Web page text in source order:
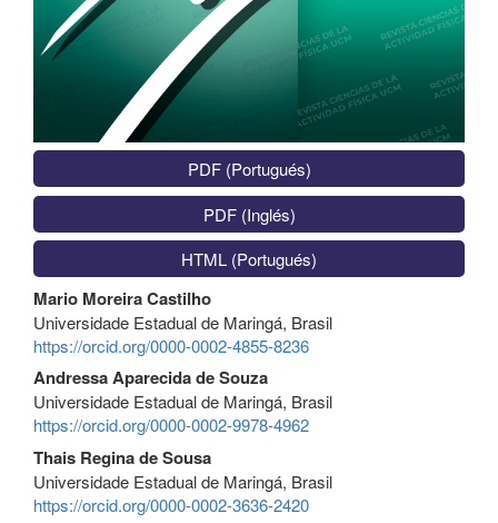
PDF (Portugués)
PDF (Inglés)
HTML (Portugués)
Contenido
principal
del
artículo
Mario Moreira Castilho
Universidade Estadual de Maringá, Brasil
https://orcid.org/0000-0002-4855-8236
Andressa Aparecida de Souza
Universidade Estadual de Maringá, Brasil
https://orcid.org/0000-0002-9978-4962
Thais Regina de Sousa
Universidade Estadual de Maringá, Brasil
https://orcid.org/0000-0002-3636-2420